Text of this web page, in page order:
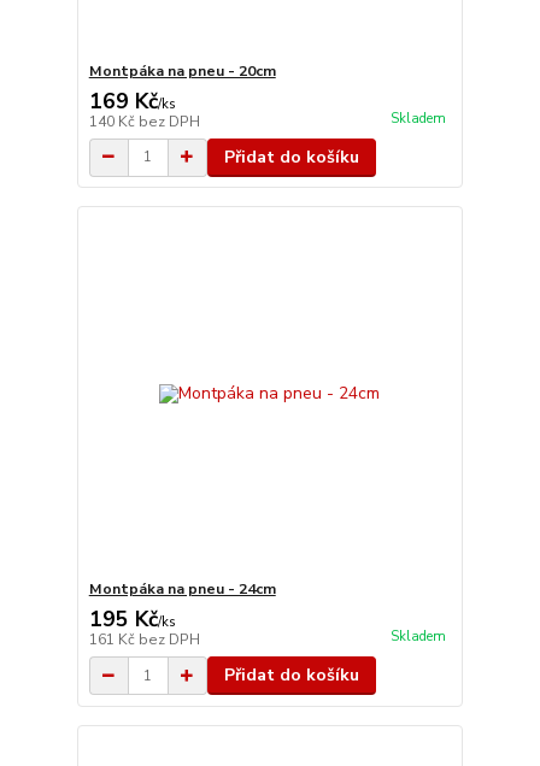
Montpáka na pneu - 20cm
169 Kč/ks
140 Kč bez DPH Skladem
Přidat do košíku
Montpáka na pneu - 24cm
195 Kč/ks
161 Kč bez DPH Skladem
Přidat do košíku